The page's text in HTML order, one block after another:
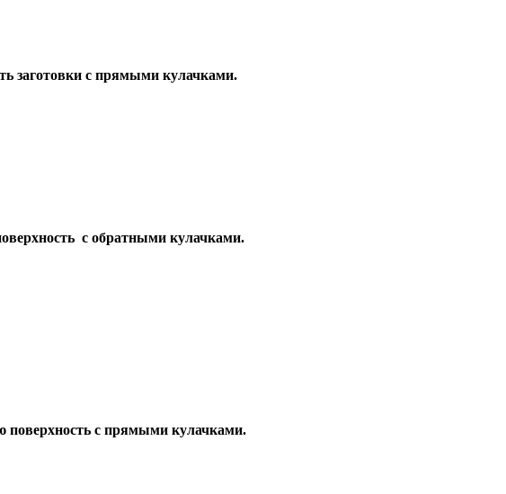
заготовки с прямыми кулачками.
с обратными кулачками.
поверхность с прямыми кулачками.